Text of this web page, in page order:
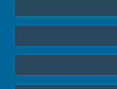
Intranet